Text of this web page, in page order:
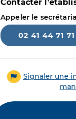
Contacter
Appeler le
02 41 44 71 71
Signaler une